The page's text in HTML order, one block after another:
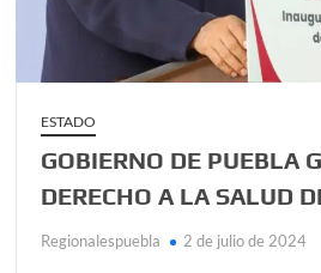
ESTADO
GOBIERNO DE PUEBLA
DERECHO A LA SALUD
Regionalespuebla 2 de julio de 2024